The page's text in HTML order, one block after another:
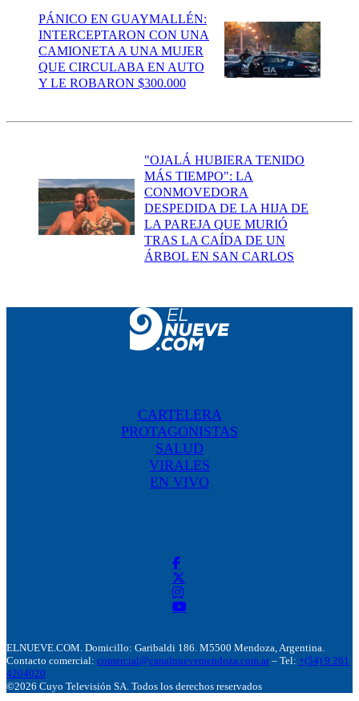
PÁNICO EN GUAYMALLÉN:
INTERCEPTARON CON UNA
CAMIONETA A UNA MUJER
QUE CIRCULABA EN AUTO
Y LE ROBARON $300.000
"OJALÁ HUBIERA TENIDO
MÁS TIEMPO": LA
CONMOVEDORA
DESPEDIDA DE LA HIJA DE
LA PAREJA QUE MURIÓ
TRAS LA CAÍDA DE UN
ÁRBOL EN SAN CARLOS
CARTELERA
PROTAGONISTAS
SALUD
VIRALES
EN VIVO
ELNUEVE.COM. Domicillo: Garibaldi 186. M5500 Mendoza, Argentina.
Contacto comercial: comercial@canalnuevemendoza.com.ar – Tel: +(54) 9 261
4204020
©2026 Cuyo Televisión SA. Todos los derechos reservados